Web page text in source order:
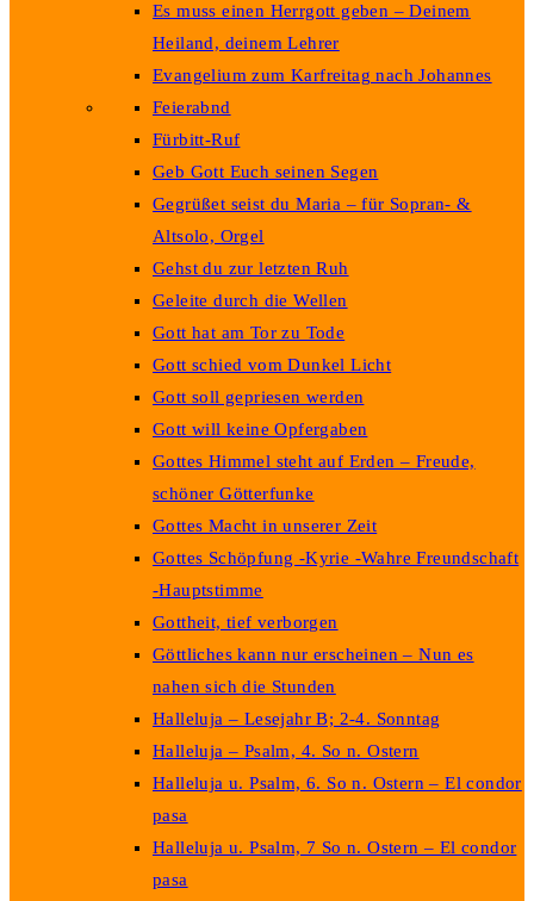
Es muss einen Herrgott geben – Deinem
Heiland, deinem Lehrer
Evangelium zum Karfreitag nach Johannes
Feierabnd
Fürbitt-Ruf
Geb Gott Euch seinen Segen
Gegrüßet seist du Maria – für Sopran- &
Altsolo, Orgel
Gehst du zur letzten Ruh
Geleite durch die Wellen
Gott hat am Tor zu Tode
Gott schied vom Dunkel Licht
Gott soll gepriesen werden
Gott will keine Opfergaben
Gottes Himmel steht auf Erden – Freude,
schöner Götterfunke
Gottes Macht in unserer Zeit
Gottes Schöpfung -Kyrie -Wahre Freundschaft
-Hauptstimme
Gottheit, tief verborgen
Göttliches kann nur erscheinen – Nun es
nahen sich die Stunden
Halleluja – Lesejahr B; 2-4. Sonntag
Halleluja – Psalm, 4. So n. Ostern
Halleluja u. Psalm, 6. So n. Ostern – El condor
pasa
Halleluja u. Psalm, 7 So n. Ostern – El condor
pasa